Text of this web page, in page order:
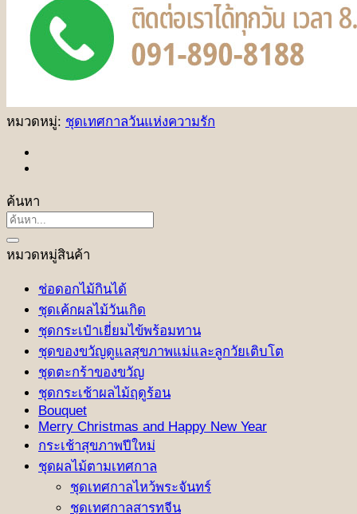
หมวดหมู่: ชุดเทศกาลวันแห่งความรัก
ค้นหา
ค้นหา:
หมวดหมู่สินค้า
ช่อดอกไม้กินได้
ชุดเค้กผลไม้วันเกิด
ชุดกระเป๋าเยี่ยมไข้พร้อมทาน
ชุดของขวัญดูแลสุขภาพแม่และลูกวัยเติบโต
ชุดตะกร้าของขวัญ
ชุดกระเช้าผลไม้ฤดูร้อน
Bouquet
Merry Christmas and Happy New Year
กระเช้าสุขภาพปีใหม่
ชุดผลไม้ตามเทศกาล
ชุดเทศกาลไหว้พระจันทร์
ชุดเทศกาลสารทจีน